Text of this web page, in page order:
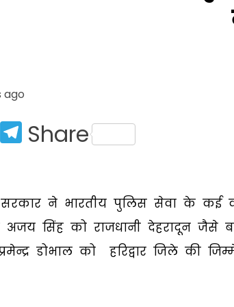
ago
Telegram
Share
सरकार ने भारतीय पुलिस सेवा के कई
अजय सिंह को राजधानी देहरादून जैसे
डोभाल को हरिद्वार जिले की